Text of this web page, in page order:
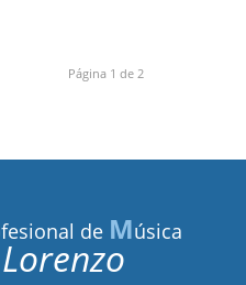
Página 1 de 2
de Música